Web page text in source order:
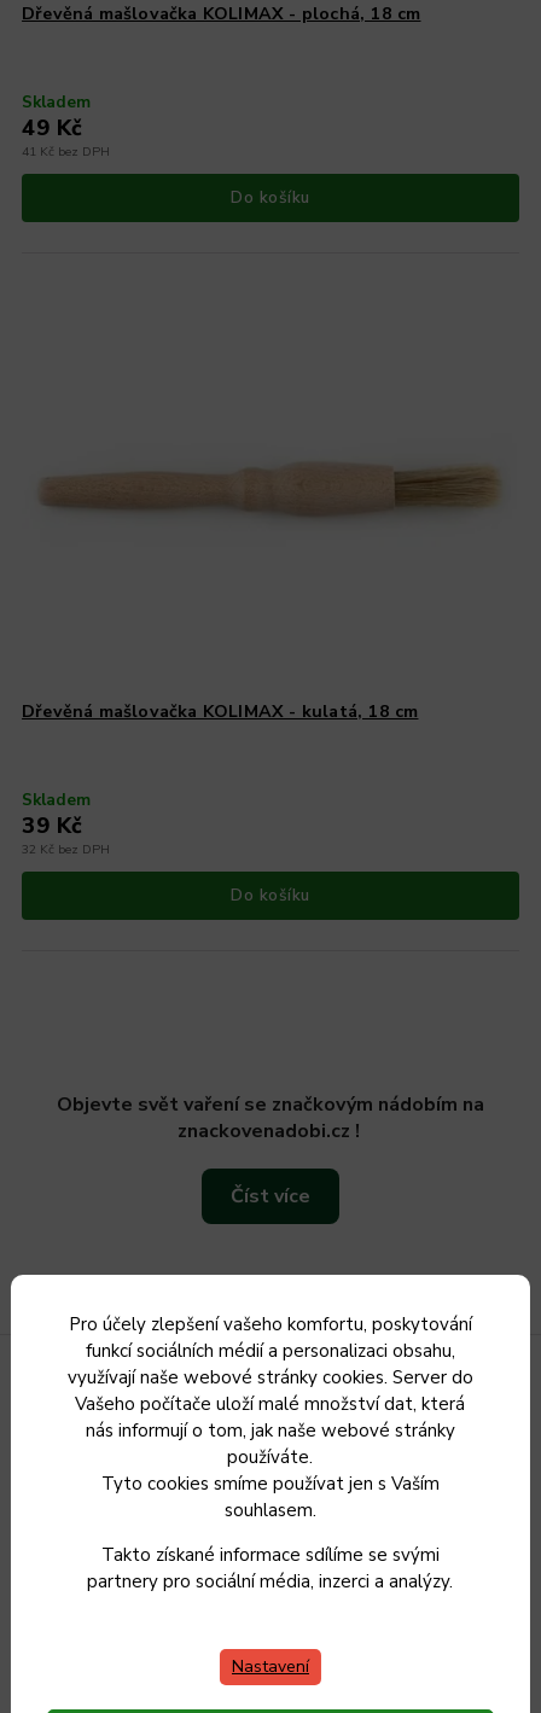
Pro účely zlepšení vašeho komfortu, poskytování
funkcí sociálních médií a personalizaci obsahu,
využívají naše webové stránky cookies. Server do
Vašeho počítače uloží malé množství dat, která
nás informují o tom, jak naše webové stránky
používáte.
Tyto cookies smíme používat jen s Vaším
souhlasem.
Takto získané informace sdílíme se svými
partnery pro sociální média, inzerci a analýzy.
Nastavení
Dřevěná mašlovačka KOLIMAX - plochá, 18 cm
Skladem
41 Kč bez DPH
49 Kč
Do košíku
Dřevěná mašlovačka KOLIMAX - kulatá, 18 cm
Skladem
32 Kč bez DPH
39 Kč
Do košíku
Objevte svět vaření se značkovým nádobím na
znackovenadobi.cz !
Číst více
Sleva 5 %za registraci
Vrácení zbožído 30 dnů